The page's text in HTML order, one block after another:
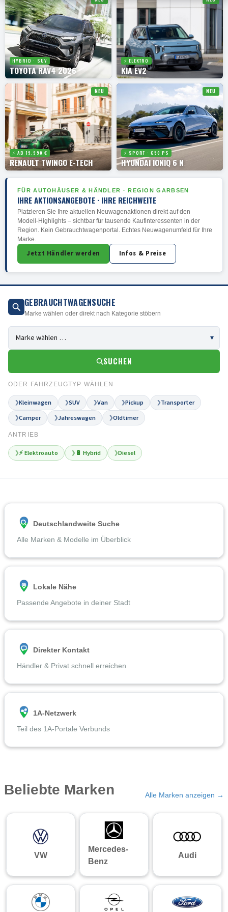
HYBRID · SUV
TOYOTA RAV4 2026
⚡ ELEKTRO
KIA EV2
NEU
⚡ AB 19.990 €
RENAULT TWINGO E-TECH
NEU
⚡ SPORT · 650 PS
HYUNDAI IONIQ 6 N
FÜR AUTOHÄUSER & HÄNDLER · REGION GARBSEN
IHRE AKTIONSANGEBOTE · IHRE REICHWEITE
Platzieren Sie Ihre aktuellen Neuwagenaktionen direkt auf den
Modell-Highlights – sichtbar für tausende Kaufinteressenten in der
Region. Kein Gebrauchtwagenportal. Echtes Neuwagenumfeld für Ihre
Marke.
Jetzt Händler werden Infos & Preise
GEBRAUCHTWAGENSUCHE
Marke wählen oder direkt nach Kategorie stöbern
SUCHEN
ODER FAHRZEUGTYP WÄHLEN
❯Kleinwagen ❯SUV ❯Van ❯Pickup ❯Transporter
❯Camper ❯Jahreswagen ❯Oldtimer
ANTRIEB
❯⚡ Elektroauto ❯ 🔋 Hybrid ❯Diesel
Deutschlandweite Suche
Alle Marken & Modelle im Überblick
Lokale Nähe
Passende Angebote in deiner Stadt
Direkter Kontakt
Händler & Privat schnell erreichen
1A-Netzwerk
Teil des 1A-Portale Verbunds
Beliebte Marken Alle Marken anzeigen →
VW
Mercedes-
Benz
Audi